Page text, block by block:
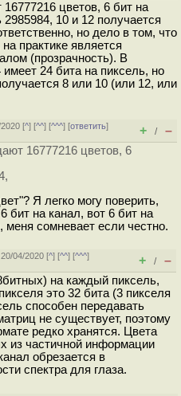
цветов, 6 бит на
10 и 12 получается
но дело в том, что
практике является
(прозрачность). В
24 бита на пиксель, но
8 или 10 (или 12, или
[^] [^^] [^^^] [ответить]
+ / –
16777216 цветов, 6
Я легко могу поверить,
бит на канал, вот 6 бит на
меня сомневает если честно.
04/2020 [^] [^^] [^^^]
+ / –
на каждый пиксель,
это 32 бита (3 пикселя
способен передавать
не существует, поэтому
редко хранятся. Цвета
из частичной информации
обрезается в
спектра для глаза.